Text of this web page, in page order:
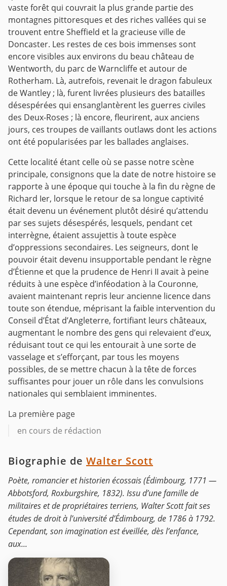
vaste forêt qui couvrait la plus grande partie des
montagnes pittoresques et des riches vallées qui se
trouvent entre Sheffield et la gracieuse ville de
Doncaster. Les restes de ces bois immenses sont
encore visibles aux environs du beau château de
Wentworth, du parc de Warncliffe et autour de
Rotherham. Là, autrefois, revenait le dragon fabuleux
de Wantley ; là, furent livrées plusieurs des batailles
désespérées qui ensanglantèrent les guerres civiles
des Deux-Roses ; là encore, fleurirent, aux anciens
jours, ces troupes de vaillants outlaws dont les actions
ont été popularisées par les ballades anglaises.
Cette localité étant celle où se passe notre scène
principale, consignons que la date de notre histoire se
rapporte à une époque qui touche à la fin du règne de
Richard Ier, lorsque le retour de sa longue captivité
était devenu un événement plutôt désiré qu’attendu
par ses sujets désespérés, lesquels, pendant cet
interrègne, étaient assujettis à toute espèce
d’oppressions secondaires. Les seigneurs, dont le
pouvoir était devenu insupportable pendant le règne
d’Étienne et que la prudence de Henri II avait à peine
réduits à une espèce d’inféodation à la Couronne,
avaient maintenant repris leur ancienne licence dans
toute son étendue, méprisant la faible intervention du
Conseil d’État d’Angleterre, fortifiant leurs châteaux,
augmentant le nombre des gens qui relevaient d’eux,
réduisant tout ce qui les entourait à une sorte de
vasselage et s’efforçant, par tous les moyens
possibles, de se mettre chacun à la tête de forces
suffisantes pour jouer un rôle dans les convulsions
nationales qui semblaient imminentes.
La première page
en cours de rédaction
Biographie de Walter Scott
Poète, romancier et historien écossais (Édimbourg, 1771 —
Abbotsford, Roxburgshire, 1832). Issu d’une famille de
militaires et de propriétaires terriens, Walter Scott fait ses
études de droit à l’université d’Édimbourg, de 1786 à 1792.
Cependant, son imagination est éveillée, dès l’enfance,
aux...